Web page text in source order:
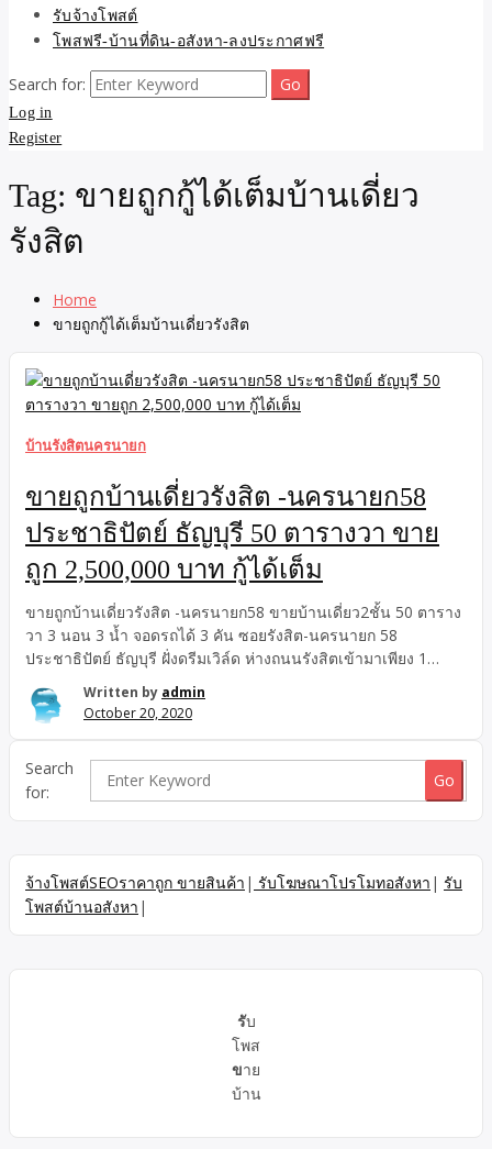
รับจ้างโพสต์
โพสฟรี-บ้านที่ดิน-อสังหา-ลงประกาศฟรี
Search for:
Log in
Register
Tag: ขายถูกกู้ได้เต็มบ้านเดี่ยว
รังสิต
Home
ขายถูกกู้ได้เต็มบ้านเดี่ยวรังสิต
บ้านรังสิตนครนายก
ขายถูกบ้านเดี่ยวรังสิต -นครนายก58
ประชาธิปัตย์ ธัญบุรี 50 ตารางวา ขาย
ถูก 2,500,000 บาท กู้ได้เต็ม
ขายถูกบ้านเดี่ยวรังสิต -นครนายก58 ขายบ้านเดี่ยว2ชั้น 50 ตาราง
วา 3 นอน 3 น้ำ จอดรถได้ 3 คัน ซอยรังสิต-นครนายก 58
ประชาธิปัตย์ ธัญบุรี ฝั่งดรีมเวิล์ด ห่างถนนรังสิตเข้ามาเพียง 1
กม.เนื้อที่ 50 ตารางวา พื้นที่ใช้สอย 160 ตารางเมตร 3 ห้องนอน 3
ห้องน้ำ 1 ครัว ตกแต่งบิ้วอินเคาน์เตอร์ครัว ซิ้งค์น้ำ พร้อมใช้งาน
ขายถูกมากกู้ได้เต็ม เพียง 2,500,000 บาท
Written by admin
October 20, 2020
Search
for:
จ้างโพสต์SEOราคาถูก ขายสินค้า | รับโฆษณาโปรโมทอสังหา | รับ
โพสต์บ้านอสังหา |
รับ
โพส
ขาย
บ้าน